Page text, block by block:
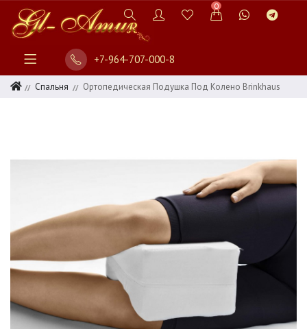
0
+7-964-707-000-8
Спальня Ортопедическая Подушка Под Колено Brinkhaus